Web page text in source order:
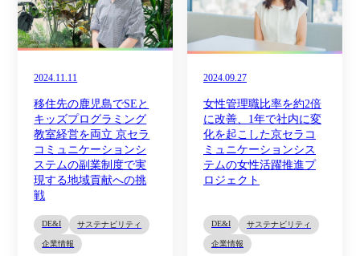
2024.11.11
移住先の鹿児島でSEと
キッズプログラミング
教室経営を両立 京セラ
コミュニケーションシ
ステムの副業制度で実
現する地域貢献への挑
戦
DE&I サステナビリティ
企業情報
2024.09.27
女性管理職比率を約2倍
に改善、1年で社内に変
化を起こした京セラコ
ミュニケーションシス
テムの女性活躍推進プ
ロジェクト
DE&I サステナビリティ
企業情報